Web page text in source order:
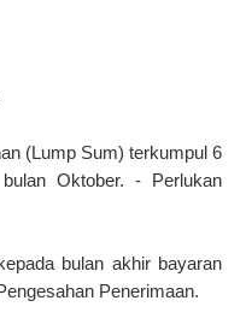
(Lump Sum) terkumpul 6
Oktober. - Perlukan
bulan akhir bayaran
Penerimaan.